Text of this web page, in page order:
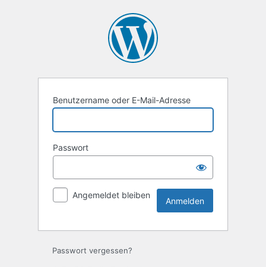
Benutzername oder E-Mail-Adresse
Passwort
Angemeldet bleiben
Passwort vergessen?